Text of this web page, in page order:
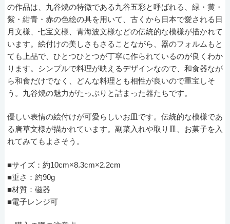
の作品は、九谷焼の特徴である九谷五彩と呼ばれる、緑・黄・
紫・紺青・赤の色絵の具を用いて、古くから日本で愛される日
月文様、七宝文様、青海波文様などの伝統的な模様が描かれて
います。絵付けの美しさもさることながら、器のフォルムもと
ても上品で、ひとつひとつが丁寧に作られているのが良くわか
ります。シンプルで料理が映えるデザインなので、和食器なが
ら和食だけでなく、どんな料理とも相性が良いので重宝しそ
う。九谷焼の魅力がたっぷりと詰まった器たちです。
優しい表情の絵付けが可愛らしいお皿です。伝統的な模様であ
る唐草文様が描かれています。副菜入れや取り皿、お菓子を入
れてみてもよさそう。
■サイズ：約10cm×8.3cm×2.2cm
■重さ：約90g
■材質：磁器
■電子レンジ可